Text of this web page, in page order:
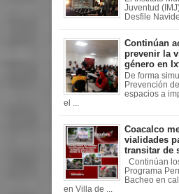
Juventud
Desfile
Continúan
prevenir la
género en
De forma
Prevención
espacios a
el ...
Coacalco
vialidades
transitar de
Continúan
Programa
Bacheo en
en Villa de ...